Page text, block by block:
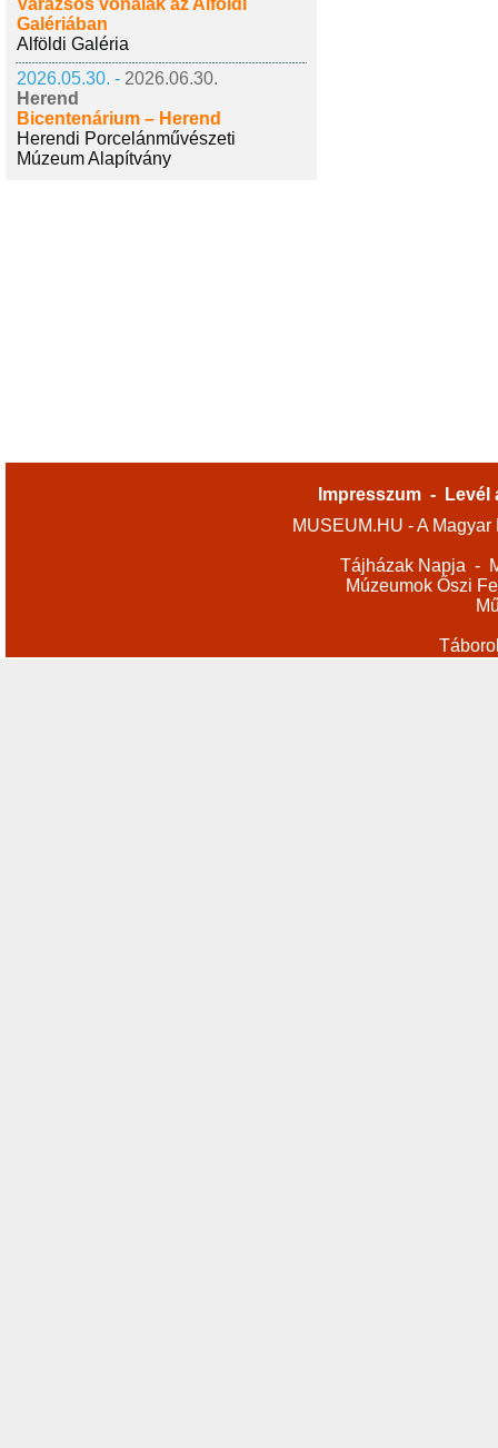
Varázsos vonalak az Alföldi
Galériában
Alföldi Galéria
2026.05.30. - 2026.06.30.
Herend
Bicentenárium – Herend
Herendi Porcelánművészeti
Múzeum Alapítvány
Impresszum -
Levél
MUSEUM.HU - A
Tájházak Napja -
Múzeumok Őszi